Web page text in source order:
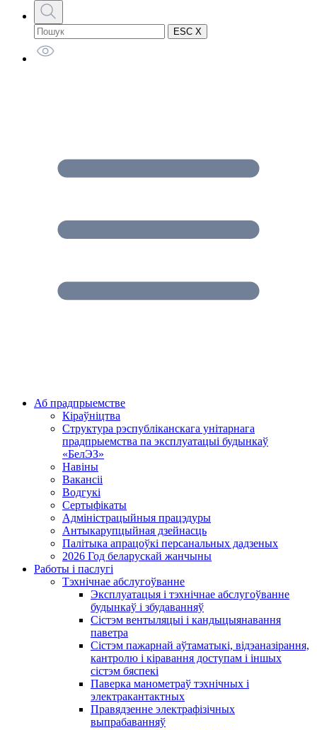
ESC X
Аб прадпрыемстве
Кіраўніцтва
Структура рэспубліканскага унітарнага
прадпрыемства па эксплуатацыі будынкаў
«БелЭЗ»
Навіны
Вакансіі
Водгукі
Сертыфікаты
Адміністрацыйныя працэдуры
Антыкарупцыйная дзейнасць
Палітыка апрацоўкі персанальных дадзеных
2026 Год беларускай жанчыны
Работы і паслугі
Тэхнічнае абслугоўванне
Эксплуатацыя і тэхнічнае абслугоўванне
будынкаў і збудаванняў
Сістэм вентыляцыі і кандыцыянавання
паветра
Сістэм пажарнай аўтаматыкі, відэаназірання,
кантролю і кіравання доступам і іншых
сістэм бяспекі
Паверка манометраў тэхнічных і
электракантактных
Правядзенне электрафізічных
выпрабаванняў